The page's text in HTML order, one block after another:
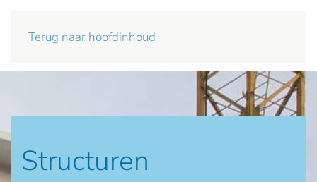
Terug naar hoofdinhoud
Structuren